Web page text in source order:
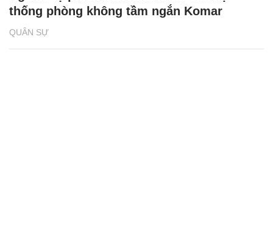
QUÂN SỰ
thống phòng không tầm ngắn Komar